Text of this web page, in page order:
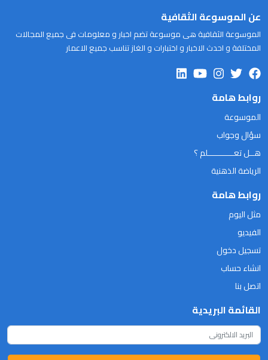
عن الموسوعة الثقافية
الموسوعة الثقافية هى موسوعة تضم اخبار و معلومات فى جميع المجالات
المختلفة و احدث الاخبار و اختبارات و الغاز تناسب جميع الاعمار
روابط هامة
الموسوعة
سؤال وجواب
هــل تعـــــــــــلم ؟
الرياضة الذهنية
روابط هامة
مثل اليوم
الفيديو
تسجيل دخول
انشاء حساب
اتصل بنا
القائمة البريدية